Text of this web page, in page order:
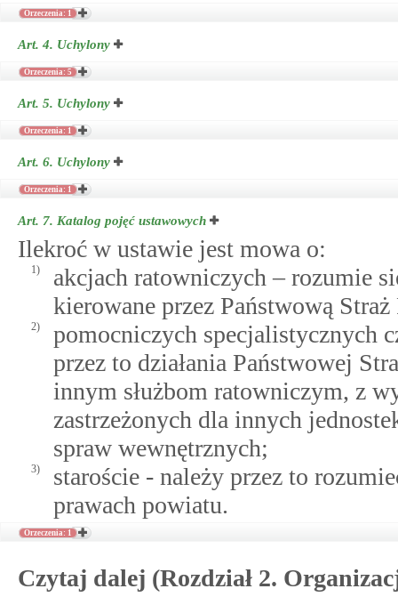
Orzeczenia: 1
Art. 4. Uchylony
Orzeczenia: 5
Art. 5. Uchylony
Orzeczenia: 1
Art. 6. Uchylony
Orzeczenia: 1
Art. 7. Katalog pojęć ustawowych
Ilekroć w ustawie jest mowa o:
1)
akcjach ratowniczych – rozumie
kierowane przez Państwową Straż
2)
pomocniczych specjalistycznych
przez to działania Państwowej
innym służbom ratowniczym, z
zastrzeżonych dla innych
spraw wewnętrznych;
3)
staroście - należy przez to
prawach powiatu.
Orzeczenia: 1
Czytaj dalej (Rozdział 2.